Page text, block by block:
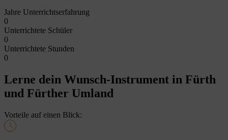
Jahre Unterrichtserfahrung
0
Unterrichtete Schüler
0
Unterrichtete Stunden
0
Lerne dein Wunsch-Instrument in Fürth
und Fürther Umland
Vorteile auf einen Blick: